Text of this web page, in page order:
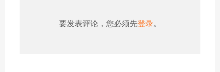
要发表评论，您必须先登录。